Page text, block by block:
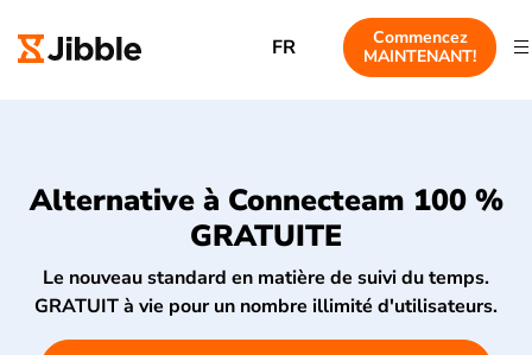
FR
Commencez
MAINTENANT!
Alternative à Connecteam 100 %
GRATUITE
Le nouveau standard en matière de suivi du temps.
GRATUIT à vie pour un nombre illimité d'utilisateurs.